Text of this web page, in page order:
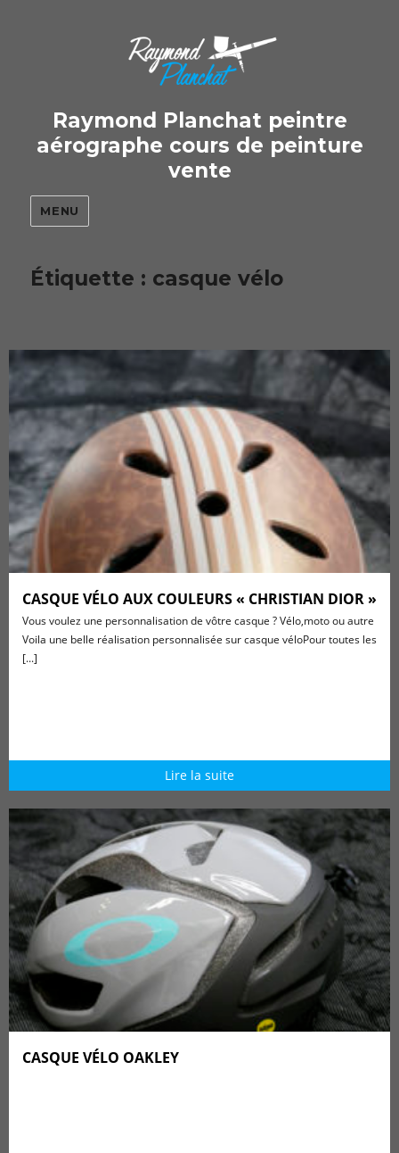
Raymond Planchat peintre
aérographe cours de peinture
vente
MENU
Étiquette : casque vélo
CASQUE VÉLO AUX COULEURS « CHRISTIAN DIOR »
Vous voulez une personnalisation de vôtre casque ? Vélo,moto ou autre
Voila une belle réalisation personnalisée sur casque véloPour toutes les
[...]
Lire la suite
CASQUE VÉLO OAKLEY